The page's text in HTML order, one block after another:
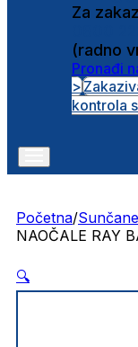
Za
(radno
Pronađi
>
kontrola
Početna/
NAOČALE RAY
🔍